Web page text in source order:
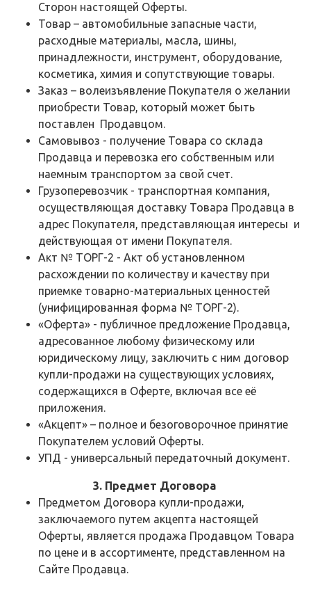
Сторон настоящей Оферты.
Товар – автомобильные запасные части,
расходные материалы, масла, шины,
принадлежности, инструмент, оборудование,
косметика, химия и сопутствующие товары.
Заказ – волеизъявление Покупателя о желании
приобрести Товар, который может быть
поставлен Продавцом.
Самовывоз - получение Товара со склада
Продавца и перевозка его собственным или
наемным транспортом за свой счет.
Грузоперевозчик - транспортная компания,
осуществляющая доставку Товара Продавца в
адрес Покупателя, представляющая интересы и
действующая от имени Покупателя.
Акт № ТОРГ-2 - Акт об установленном
расхождении по количеству и качеству при
приемке товарно-материальных ценностей
(унифицированная форма № ТОРГ-2).
«Оферта» - публичное предложение Продавца,
адресованное любому физическому или
юридическому лицу, заключить с ним договор
купли-продажи на существующих условиях,
содержащихся в Оферте, включая все её
приложения.
«Акцепт» – полное и безоговорочное принятие
Покупателем условий Оферты.
УПД - универсальный передаточный документ.
3. Предмет Договора
Предметом Договора купли-продажи,
заключаемого путем акцепта настоящей
Оферты, является продажа Продавцом Товара
по цене и в ассортименте, представленном на
Сайте Продавца.